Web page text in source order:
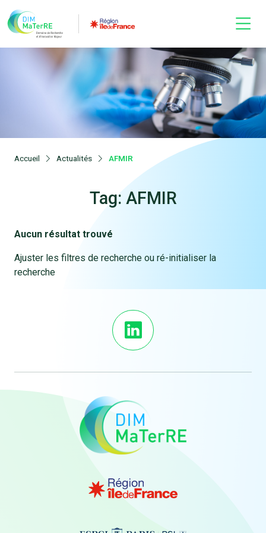
Accueil Actualités AFMIR
Tag: AFMIR
Aucun résultat trouvé
Ajuster les filtres de recherche ou ré-initialiser la
recherche